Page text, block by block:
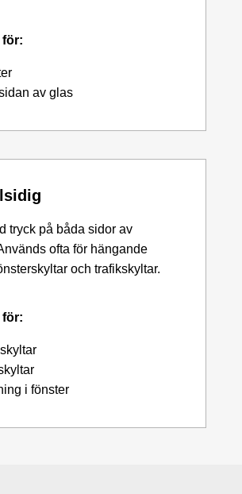
för:
av glas
tryck på båda sidor av
ofta för hängande
och trafikskyltar.
för:
i fönster